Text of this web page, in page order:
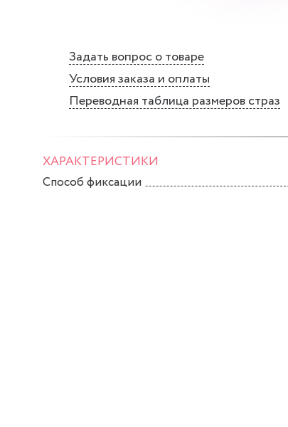
Задать вопрос о товаре
Условия заказа и оплаты
Переводная таблица размеров страз
ХАРАКТЕРИСТИКИ
Способ фиксации